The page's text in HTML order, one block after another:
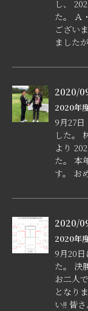
し、
た。 Ａ
ござい
ました
2020/
2020年
9月27
した。
より
た。 本
す。 お
2020/
2020年
9月20
た。 決
お二人
となり
い!! 皆